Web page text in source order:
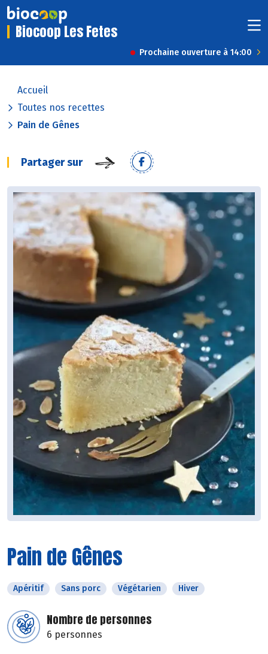
Biocoop Les Fetes
Prochaine ouverture à 14:00
Accueil
Toutes nos recettes
Pain de Gênes
Partager sur
Pain de Gênes
Apéritif Sans porc Végétarien Hiver
Nombre de personnes
6 personnes